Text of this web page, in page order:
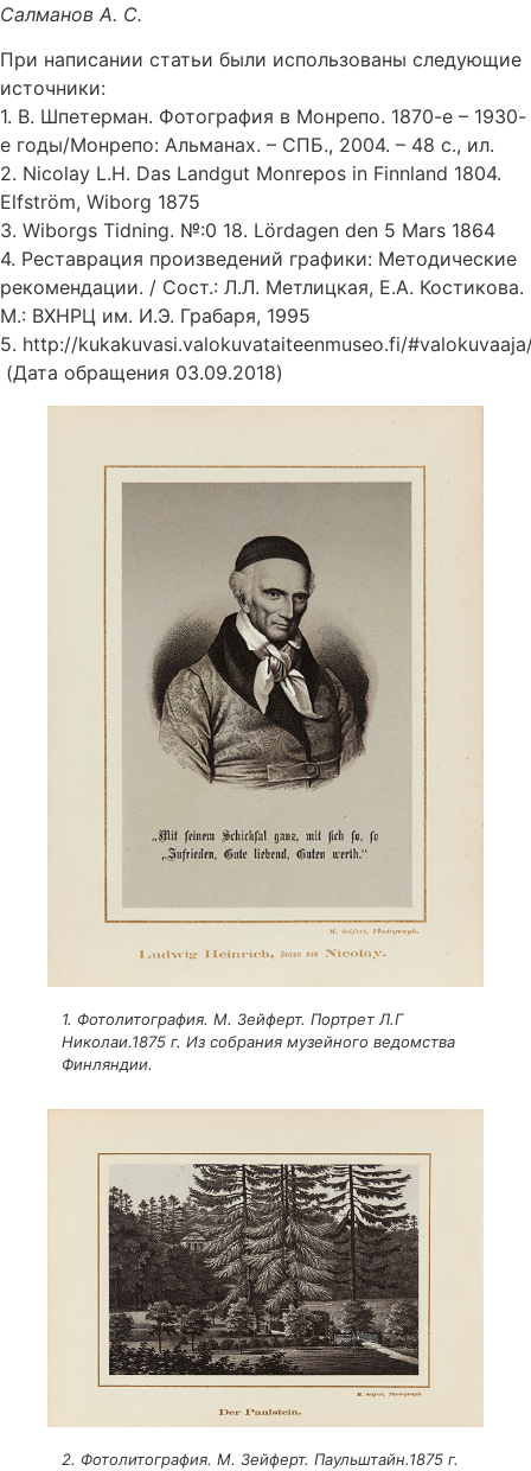
Салманов А. С.
При написании статьи были использованы следующие
источники:
1. В. Шпетерман. Фотография в Монрепо. 1870-е – 1930-
е годы/Монрепо: Альманах. – СПБ., 2004. – 48 с., ил.
2. Nicolay L.H. Das Landgut Monrepos in Finnland 1804.
Elfström, Wiborg 1875
3. Wiborgs Tidning. №:0 18. Lördagen den 5 Mars 1864
4. Реставрация произведений графики: Методические
рекомендации. / Сост.: Л.Л. Метлицкая, Е.А. Костикова.
М.: ВХНРЦ им. И.Э. Грабаря, 1995
5. http://kukakuvasi.valokuvataiteenmuseo.fi/
(Дата обращения 03.09.2018)
1. Фотолитография. М. Зейферт. Портрет Л.Г
Николаи.1875 г. Из собрания музейного ведомства
Финляндии.
2. Фотолитография. М. Зейферт. Паульштайн.1875 г.